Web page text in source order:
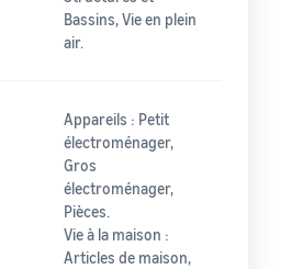
Bassins, Vie en plein
air.
Appareils : Petit
électroménager,
Gros
électroménager,
Pièces.
Vie à la maison :
Articles de maison,